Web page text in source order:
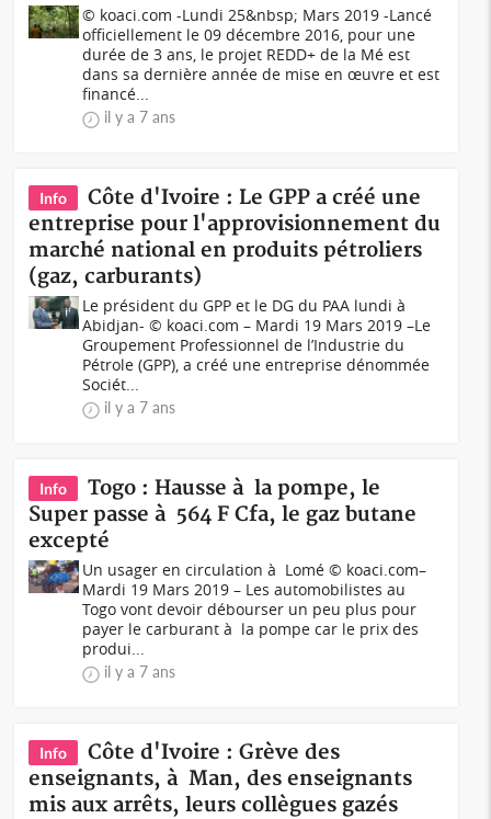
© koaci.com -Lundi 25&nbsp; Mars 2019 -Lancé
officiellement le 09 décembre 2016, pour une
durée de 3 ans, le projet REDD+ de la Mé est
dans sa dernière année de mise en œuvre et est
financé...
il y a 7 ans
Info
Côte d'Ivoire : Le GPP a créé une
entreprise pour l'approvisionnement du
marché national en produits pétroliers
(gaz, carburants)
Le président du GPP et le DG du PAA lundi à
Abidjan- © koaci.com – Mardi 19 Mars 2019 –Le
Groupement Professionnel de l’Industrie du
Pétrole (GPP), a créé une entreprise dénommée
Sociét...
il y a 7 ans
Info
Togo : Hausse à la pompe, le
Super passe à 564 F Cfa, le gaz butane
excepté
Un usager en circulation à Lomé © koaci.com–
Mardi 19 Mars 2019 – Les automobilistes au
Togo vont devoir débourser un peu plus pour
payer le carburant à la pompe car le prix des
produi...
il y a 7 ans
Info
Côte d'Ivoire : Grève des
enseignants, à Man, des enseignants
mis aux arrêts, leurs collègues gazés